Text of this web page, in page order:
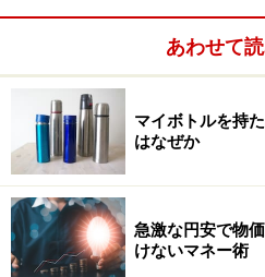
そしてしばらくすると、客の
い」と連絡してくるように
となった彼は、脱サラして現
あわせて
マイボトルを持
はなぜか
急激な円安で物
けないマネー術